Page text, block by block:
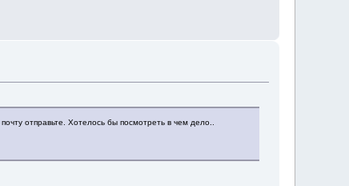
отправьте. Хотелось бы посмотреть в чем дело..